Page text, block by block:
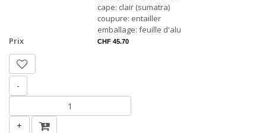
cape: clair (sumatra)
coupure: entailler
emballage: feuille d'alu
Prix
CHF 45.70
-
+